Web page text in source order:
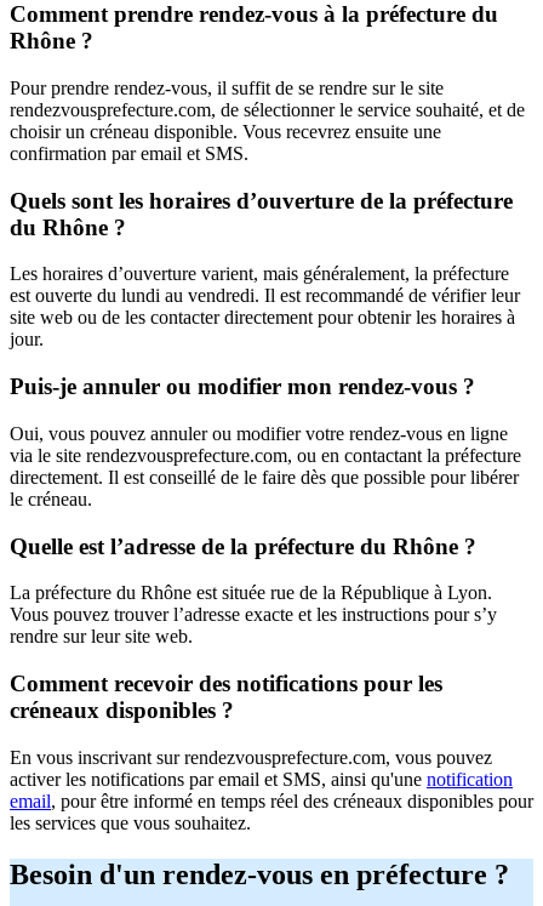
Comment prendre rendez-vous à la préfecture du
Rhône ?
Pour prendre rendez-vous, il suffit de se rendre sur le site
rendezvousprefecture.com, de sélectionner le service souhaité, et de
choisir un créneau disponible. Vous recevrez ensuite une
confirmation par email et SMS.
Quels sont les horaires d’ouverture de la préfecture
du Rhône ?
Les horaires d’ouverture varient, mais généralement, la préfecture
est ouverte du lundi au vendredi. Il est recommandé de vérifier leur
site web ou de les contacter directement pour obtenir les horaires à
jour.
Puis-je annuler ou modifier mon rendez-vous ?
Oui, vous pouvez annuler ou modifier votre rendez-vous en ligne
via le site rendezvousprefecture.com, ou en contactant la préfecture
directement. Il est conseillé de le faire dès que possible pour libérer
le créneau.
Quelle est l’adresse de la préfecture du Rhône ?
La préfecture du Rhône est située rue de la République à Lyon.
Vous pouvez trouver l’adresse exacte et les instructions pour s’y
rendre sur leur site web.
Comment recevoir des notifications pour les
créneaux disponibles ?
En vous inscrivant sur rendezvousprefecture.com, vous pouvez
activer les notifications par email et SMS, ainsi qu'une notification
email, pour être informé en temps réel des créneaux disponibles pour
les services que vous souhaitez.
Besoin d'un rendez-vous en préfecture ?